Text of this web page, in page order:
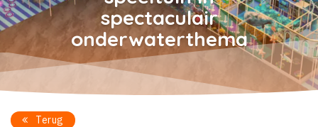
spectaculair
onderwaterthema
Terug